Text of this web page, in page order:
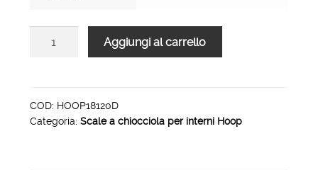
interni
Hoop
Aggiungi al carrello
COD: HOOP18120D
Categoria: Scale a chiocciola per interni Hoop